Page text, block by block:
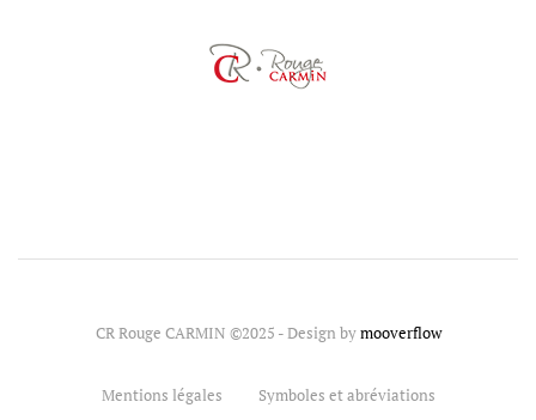
CR Rouge CARMIN ©2025 - Design bymooverflow
Mentions légales Symboles et abréviations